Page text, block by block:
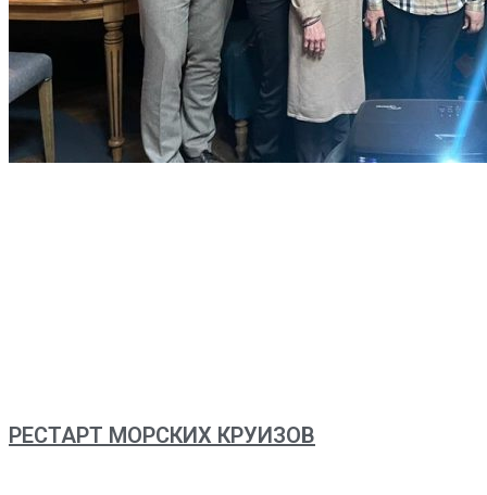
РЕСТАРТ МОРСКИХ КРУИЗОВ